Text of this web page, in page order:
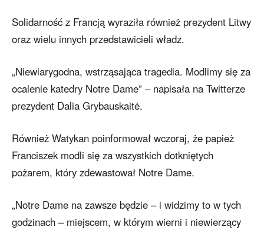
Solidarność z Francją wyraziła również prezydent Litwy
oraz wielu innych przedstawicieli władz.
„Niewiarygodna, wstrząsająca tragedia. Modlimy się za
ocalenie katedry Notre Dame” – napisała na Twitterze
prezydent Dalia Grybauskaitė.
Również Watykan poinformował wczoraj, że papież
Franciszek modli się za wszystkich dotkniętych
pożarem, który zdewastował Notre Dame.
„Notre Dame na zawsze będzie – i widzimy to w tych
godzinach – miejscem, w którym wierni i niewierzący